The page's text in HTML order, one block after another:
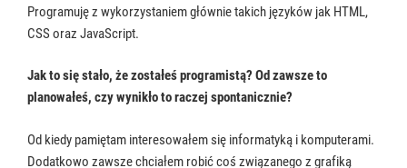
Programuję z wykorzystaniem głównie takich języków jak HTML,
CSS oraz JavaScript.
Jak to się stało, że zostałeś programistą? Od zawsze to
planowałeś, czy wynikło to raczej spontanicznie?
Od kiedy pamiętam interesowałem się informatyką i komputerami.
Dodatkowo zawsze chciałem robić coś związanego z grafiką